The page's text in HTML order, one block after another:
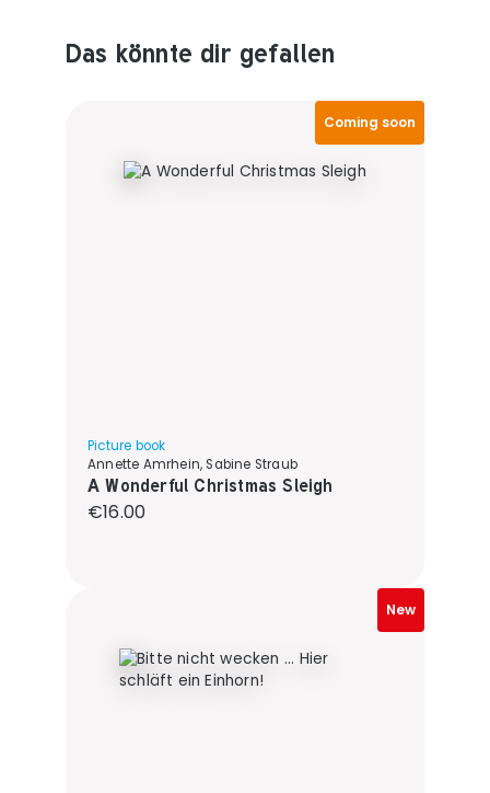
Produktempfehlungen überspringen
Das könnte dir gefallen
Coming soon
Picture book
Annette Amrhein, Sabine Straub
A Wonderful Christmas Sleigh
Regular price:
€16.00
New